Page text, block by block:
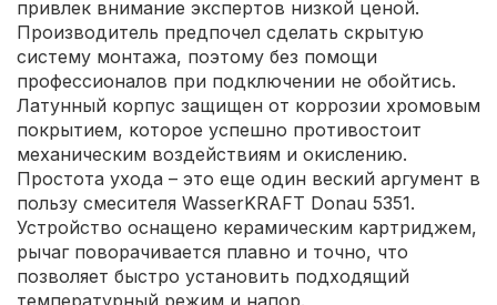
привлек внимание экспертов низкой ценой.
Производитель предпочел сделать скрытую
систему монтажа, поэтому без помощи
профессионалов при подключении не обойтись.
Латунный корпус защищен от коррозии хромовым
покрытием, которое успешно противостоит
механическим воздействиям и окислению.
Простота ухода – это еще один веский аргумент в
пользу смесителя WasserKRAFT Donau 5351.
Устройство оснащено керамическим картриджем,
рычаг поворачивается плавно и точно, что
позволяет быстро установить подходящий
температурный режим и напор.